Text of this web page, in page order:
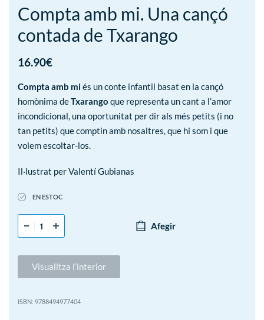
Compta amb mi. Una cançó
contada de Txarango
16.90€
Compta amb miés un conte infantil basat en la cançó
homònima deTxarango que representa un cant a l’amor
incondicional, una oportunitat per dir als més petits (i no
tan petits) que comptin amb nosaltres, que hi som i que
volem escoltar-los.
Il·lustrat per Valentí Gubianas
EN ESTOC
Afegir
Visualitza l’interior
9788494977404